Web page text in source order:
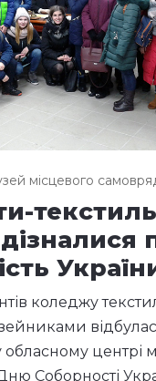
місцевого
коледжу
центрі
Соборності